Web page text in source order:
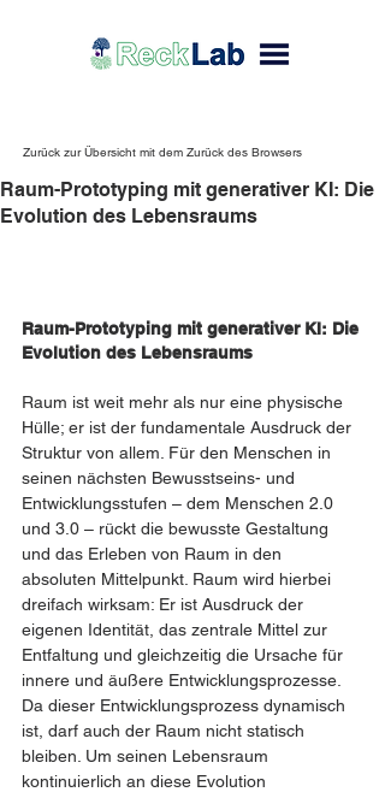
Zurück zur Übersicht mit dem Zurück des Browsers
Raum-Prototyping mit generativer KI: Die
Evolution des Lebensraums
Raum-Prototyping mit generativer KI: Die
Evolution des Lebensraums
Raum ist weit mehr als nur eine physische
Hülle; er ist der fundamentale Ausdruck der
Struktur von allem. Für den Menschen in
seinen nächsten Bewusstseins- und
Entwicklungsstufen – dem Menschen 2.0
und 3.0 – rückt die bewusste Gestaltung
und das Erleben von Raum in den
absoluten Mittelpunkt. Raum wird hierbei
dreifach wirksam: Er ist Ausdruck der
eigenen Identität, das zentrale Mittel zur
Entfaltung und gleichzeitig die Ursache für
innere und äußere Entwicklungsprozesse.
Da dieser Entwicklungsprozess dynamisch
ist, darf auch der Raum nicht statisch
bleiben. Um seinen Lebensraum
kontinuierlich an diese Evolution